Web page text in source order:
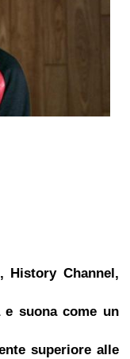
History Channel,
suona come un
superiore alle